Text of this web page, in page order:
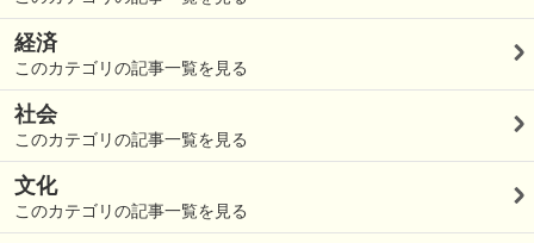
経済
このカテゴリの記事一覧を見る
社会
このカテゴリの記事一覧を見る
文化
このカテゴリの記事一覧を見る